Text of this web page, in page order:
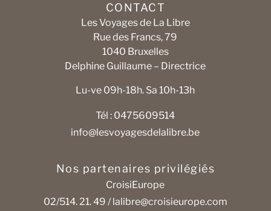
CONTACT
Les Voyages de La Libre
Rue des Francs, 79
1040 Bruxelles
Delphine Guillaume – Directrice
Lu-ve 09h-18h. Sa 10h-13h
Tél : 0475609514
info@lesvoyagesdelalibre.be
Nos partenaires privilégiés
CroisiEurope
02/514. 21. 49 / lalibre@croisieurope.com